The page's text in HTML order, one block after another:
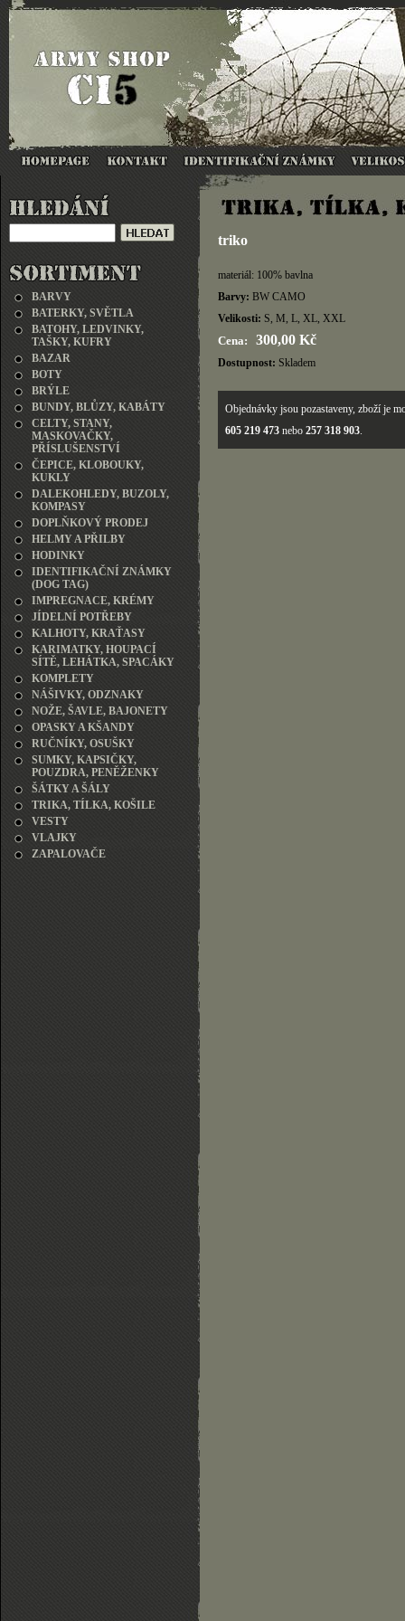
BARVY
BATERKY, SVĚTLA
BATOHY, LEDVINKY,
TAŠKY, KUFRY
BAZAR
BOTY
BRÝLE
BUNDY, BLŮZY, KABÁTY
CELTY, STANY,
MASKOVAČKY,
PŘÍSLUŠENSTVÍ
ČEPICE, KLOBOUKY,
KUKLY
DALEKOHLEDY, BUZOLY,
KOMPASY
DOPLŇKOVÝ PRODEJ
HELMY A PŘILBY
HODINKY
IDENTIFIKAČNÍ ZNÁMKY
(DOG TAG)
IMPREGNACE, KRÉMY
JÍDELNÍ POTŘEBY
KALHOTY, KRAŤASY
KARIMATKY, HOUPACÍ
SÍTĚ, LEHÁTKA, SPACÁKY
KOMPLETY
NÁŠIVKY, ODZNAKY
NOŽE, ŠAVLE, BAJONETY
OPASKY A KŠANDY
RUČNÍKY, OSUŠKY
SUMKY, KAPSIČKY,
POUZDRA, PENĚŽENKY
ŠÁTKY A ŠÁLY
TRIKA, TÍLKA, KOŠILE
VESTY
VLAJKY
ZAPALOVAČE
triko
materiál: 100% bavlna
Barvy: BW CAMO
Velikosti: S, M, L, XL, XXL
Cena: 300,00 Kč
Dostupnost: Skladem
Objednávky jsou pozastaveny, zboží je
605 219 473 nebo 257 318 903.